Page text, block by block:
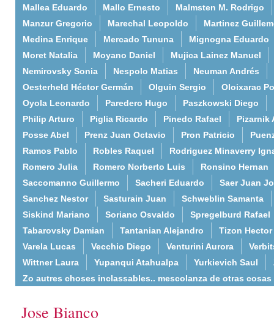
Mallea Eduardo
Mallo Ernesto
Malmsten M. Rodrigo
Manzur Gregorio
Marechal Leopoldo
Martinez
Medina Enrique
Mercado Tununa
Mignogna Eduardo
Moret Natalia
Moyano Daniel
Mujica Lainez Manuel
Nemirovsky Sonia
Nespolo Matias
Neuman Andrés
Oesterheld Héctor Germán
Olguin Sergio
Oloixarac
Oyola Leonardo
Paredero Hugo
Paszkowski Diego
Philip Arturo
Piglia Ricardo Pinedo Rafael
Pizarnik
Posse Abel
Prenz Juan Octavio Pron Patricio
Ramos Pablo
Robles Raquel
Rodriguez Minaverry
Romero Julia
Romero Norberto Luis
Ronsino Hernan
Saccomanno Guillermo
Sacheri Eduardo
Saer Juan
Sanchez Nestor
Sasturain Juan
Schweblin Samanta
Siskind Mariano
Soriano Osvaldo
Spregelburd Rafael
Tabarovsky Damian
Tantanian Alejandro
Tizon Hector
Varela Lucas
Vecchio Diego Venturini Aurora
Wittner Laura
Yupanqui Atahualpa Yurkievich Saul
Zo autres choses inclassables.. mescolanza de otras cosas
Jose Bianco